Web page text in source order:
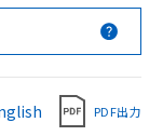
PDF出力